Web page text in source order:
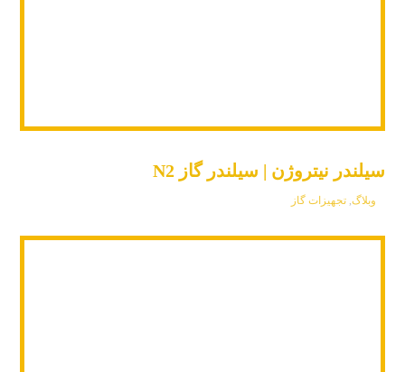
سیلندر نیتروژن | سیلندر گاز N2
وبلاگ ,تجهیزات گاز